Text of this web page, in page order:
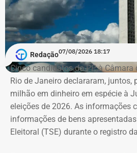
matéria-prima e simulava uma
unidade fantasma de Manguinhos.
A Polícia Federal indica que a
fachada para não pagar o ICMS na
combustível ao país. Com a Refit
pagamentos de impostos, a
tributo no momento da venda para
algo que nunca foi feito, de acordo
*Com informações do blog do
Redação07/08/2026 18:17
Cinco candidatos do PP à Câmara
Rio de Janeiro declararam, juntos,
milhão em dinheiro em espécie à
eleições de 2026. As informações
informações de bens
Eleitoral (TSE) durante o registro